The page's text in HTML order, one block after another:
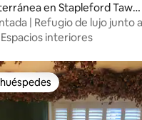
en Stapleford Tawn
| Refugio de lujo junto
Espacios interiores
preferido